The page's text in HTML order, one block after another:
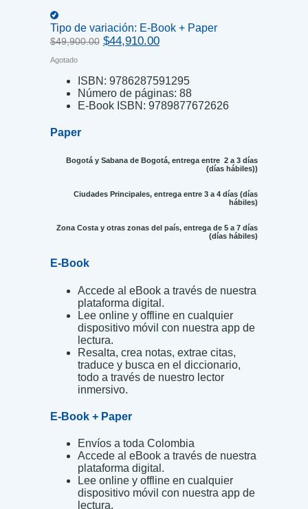
Tipo de variación: E-Book + Paper
$49,900.00 Original
$49,900.00.
$44,910.00Current
$44,910.00.
Agotado
ISBN: 9786287591295
Número de páginas: 88
E-Book ISBN: 9789877672626
Paper
Bogotá y Sabana de Bogotá, entrega entre 2 a 3 días
(días hábiles))
Ciudades Principales, entrega entre 3 a 4 días (días
hábiles)
Zona Costa y otras zonas del país, entrega de 5 a 7 días
(días hábiles)
E-Book
Accede al eBook a través de nuestra
plataforma digital.
Lee online y offline en cualquier
dispositivo móvil con nuestra app de
lectura.
Resalta, crea notas, extrae citas,
traduce y busca en el diccionario,
todo a través de nuestro lector
inmersivo.
E-Book + Paper
Envíos a toda Colombia
Accede al eBook a través de nuestra
plataforma digital.
Lee online y offline en cualquier
dispositivo móvil con nuestra app de
lectura.